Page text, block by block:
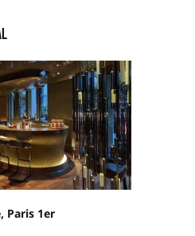
Paris 1er